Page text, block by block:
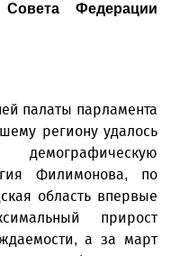
Федерации
палаты парламента
региону удалось
Филимонова, по
область впервые
прирост
а за март